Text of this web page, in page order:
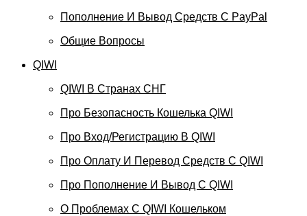
Пополнение И Вывод Средств С PayPal
Общие Вопросы
QIWI
QIWI В Странах СНГ
Про Безопасность Кошелька QIWI
Про Вход/регистрацию В QIWI
Про Оплату И Перевод Средств C QIWI
Про Пополнение И Вывод С QIWI
О Проблемах С QIWI Кошельком